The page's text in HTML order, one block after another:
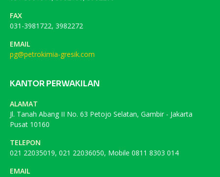
FAX
031-3981722, 3982272
EMAIL
pg@petrokimia-gresik.com
KANTOR PERWAKILAN
ALAMAT
Jl. Tanah Abang II No. 63 Petojo Selatan, Gambir - Jakarta
Pusat 10160
TELEPON
021 22035019, 021 22036050, Mobile 0811 8303 014
EMAIL